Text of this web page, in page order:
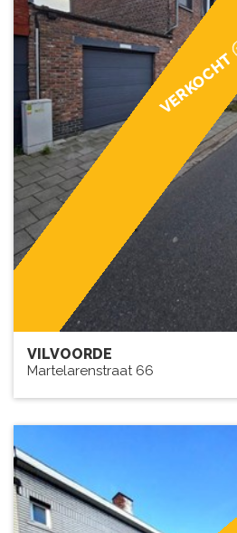
VERKOCHT
VILVOORDE
Martelarenstraat 66